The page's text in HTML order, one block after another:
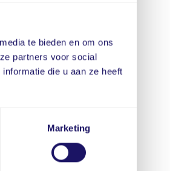
te bieden en om ons
partners voor social
die u aan ze heeft
Marketing